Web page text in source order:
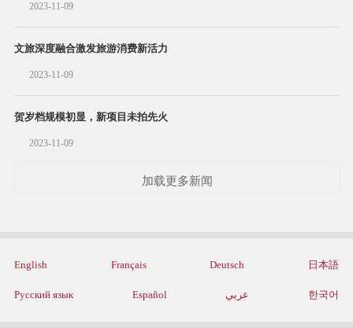
2023-11-09
文旅深度融合激发旅游消费新活力
2023-11-09
贺岁档规模初显，新项目未拍先火
2023-11-09
加载更多新闻
English Français Deutsch 日本語
Русский язык Español عربي 한국어